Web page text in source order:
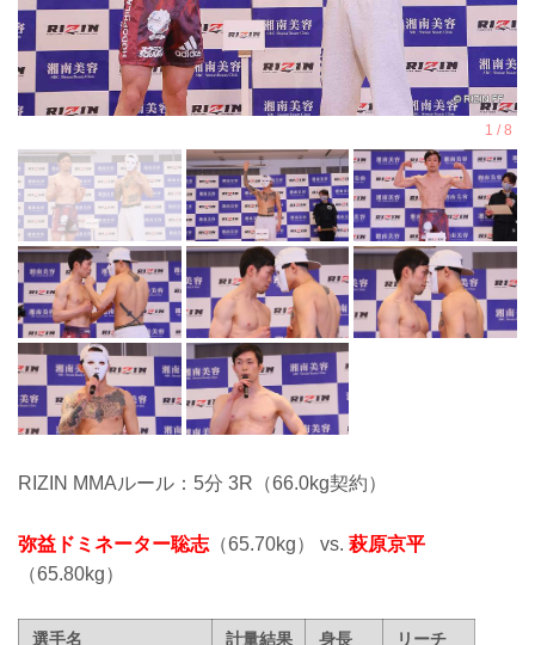
RIZIN MMAルール：5分 3R（66.0kg契約）
弥益ドミネーター聡志 （65.70kg） vs. 萩原京平
（65.80kg）
選手名 計量結果 身長
リーチ